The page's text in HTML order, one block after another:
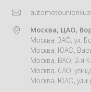
Москва, ЦАО,
Москва, ЗАО, ул.
Москва, ЮАО,
Москва, ВАО, 2-я
Москва, САО,
Москва, ЮАО,